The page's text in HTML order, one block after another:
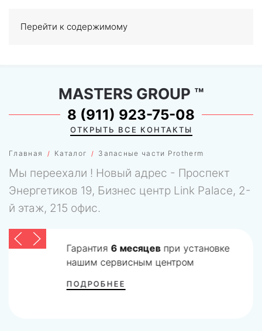
Перейти к содержимому
0
Главная Каталог Запасные части Protherm
MASTERS GROUP ™
8 (911) 923-75-08
ОТКРЫТЬ ВСЕ КОНТАКТЫ
Мы переехали ! Новый адрес - Проспект
Энергетиков 19, Бизнес центр Link Palace, 2-
й этаж, 215 офис.
Гарантия 6 месяцевпри установке
нашим сервисным центром
ПОДРОБНЕЕ